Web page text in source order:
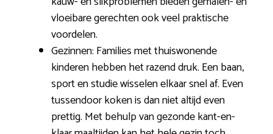
vloeibare gerechten ook veel praktische
voordelen.
Gezinnen: Families met thuiswonende
kinderen hebben het razend druk. Een baan,
sport en studie wisselen elkaar snel af. Even
tussendoor koken is dan niet altijd even
prettig. Met behulp van gezonde kant-en-